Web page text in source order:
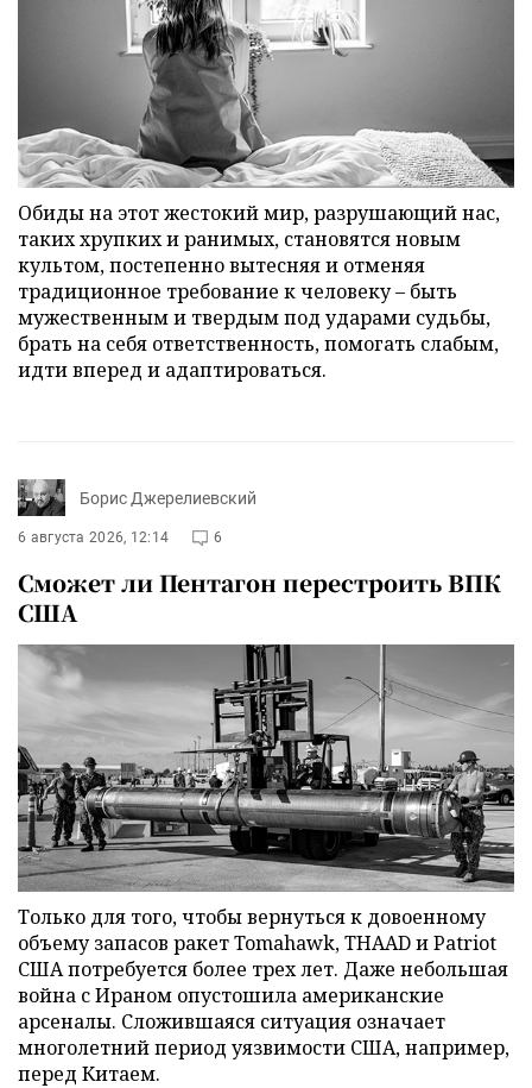
Обиды на этот жестокий мир, разрушающий нас,
таких хрупких и ранимых, становятся новым
культом, постепенно вытесняя и отменяя
традиционное требование к человеку – быть
мужественным и твердым под ударами судьбы,
брать на себя ответственность, помогать слабым,
идти вперед и адаптироваться.
Борис Джерелиевский
6 августа 2026, 12:14 6
Сможет ли Пентагон перестроить ВПК
США
Только для того, чтобы вернуться к довоенному
объему запасов ракет Tomahawk, THAAD и Patriot
США потребуется более трех лет. Даже небольшая
война с Ираном опустошила американские
арсеналы. Сложившаяся ситуация означает
многолетний период уязвимости США, например,
перед Китаем.